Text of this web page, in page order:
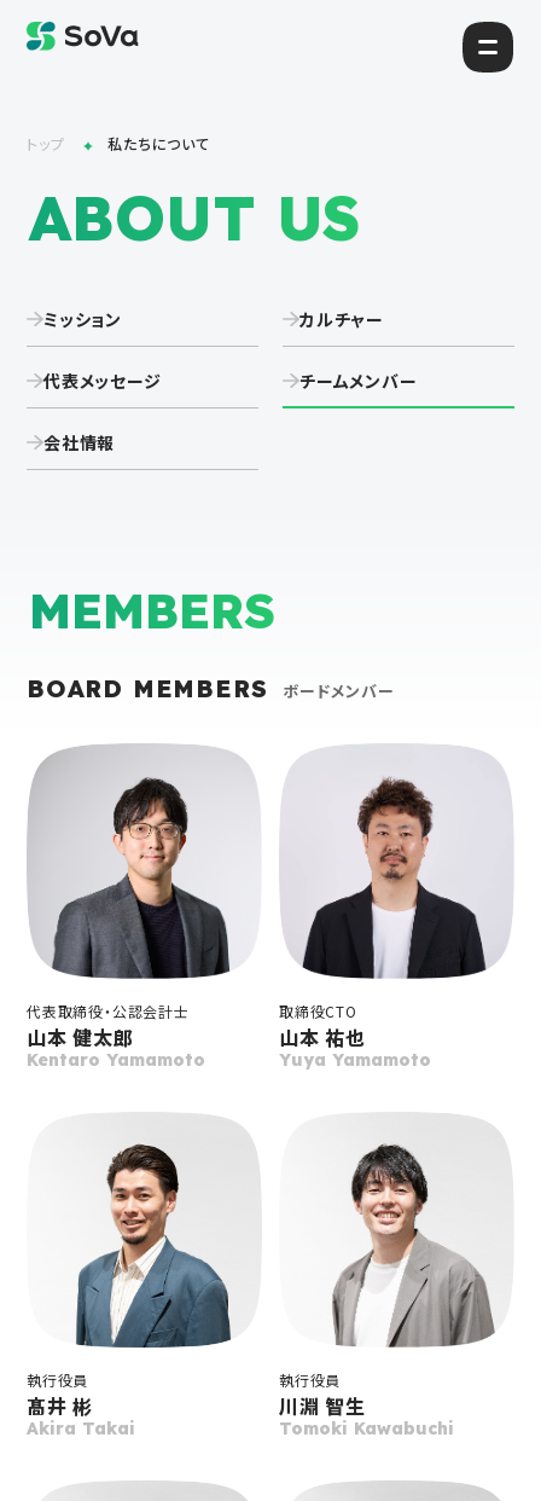
ABOUT US
トップ 私たちについて
ミッション カルチャー
代表メッセージ チームメンバー
会社情報
MEMBERS
BOARD MEMBERS ボードメンバー
代表取締役・公認会計士
山本 健太郎
Kentaro Yamamoto
取締役CTO
山本 祐也
Yuya Yamamoto
執行役員
髙井 彬
Akira Takai
執行役員
川淵 智生
Tomoki Kawabuchi